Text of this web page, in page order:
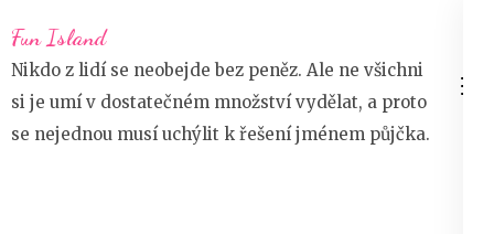
na
obsah
(stiskněte
Enter)
Fun Island
Nikdo z lidí se neobejde bez peněz. Ale ne všichni
si je umí v dostatečném množství vydělat, a proto
se nejednou musí uchýlit k řešení jménem půjčka.